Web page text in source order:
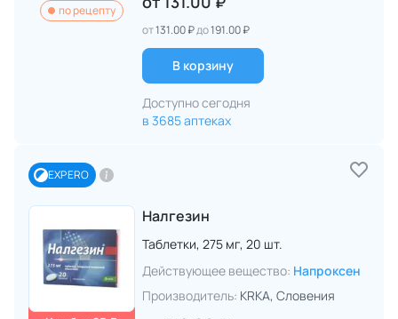
по рецепту
от131.00 ₽до191.00 ₽
В корзину
Доступно сегодня
в 3685 аптеках
EXPERO
Налгезин
Таблетки, 275 мг, 20 шт.
Действующее вещество: Напроксен
Производитель: KRKA, Словения